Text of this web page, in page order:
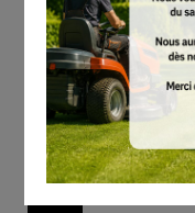
herbe et
transport
# 48670071300
Autres
24.70
Tous les prix comprennent la